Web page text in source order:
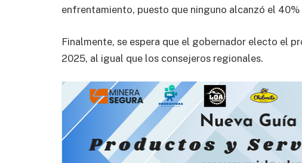
enfrentamiento, puesto que ninguno alcanzó el
Finalmente, se espera que el gobernador electo el
2025, al igual que los consejeros regionales.